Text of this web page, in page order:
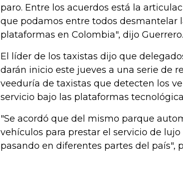
paro. Entre los acuerdos está la
que podamos entre todos desmantelar
plataformas en Colombia", dijo Guerrero.
El líder de los taxistas dijo que
darán inicio este jueves a una serie de
veeduría de taxistas que detecten los
servicio bajo las plataformas
"Se acordó que del mismo parque
vehículos para prestar el servicio de
pasando en diferentes partes del país",